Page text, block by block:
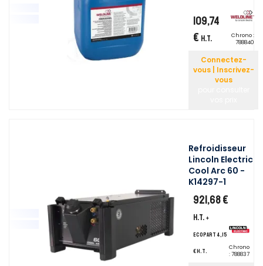
109,74
€ H.T.
Chrono :
788840
Connectez-
vous | Inscrivez-
vous
Refroidisseur
Lincoln Electric
Cool Arc 60 -
K14297-1
921,68 €
H.T. +
ecopart 4,15
€ H.T.
Chrono
: 788837